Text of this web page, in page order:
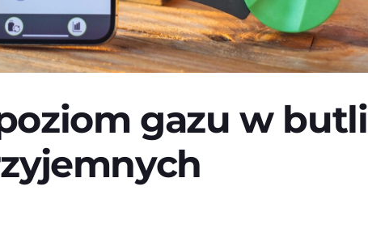
gazu w butli